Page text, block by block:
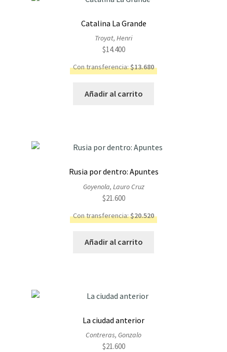
Catalina La Grande
Troyat, Henri
$14.400
Con transferencia:$13.680
Añadir al carrito
Rusia por dentro: Apuntes
Goyenola, Lauro Cruz
$21.600
Con transferencia:$20.520
Añadir al carrito
La ciudad anterior
Contreras, Gonzalo
$21.600